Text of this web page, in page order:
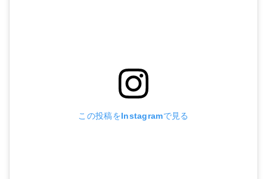
この投稿をInstagramで見る